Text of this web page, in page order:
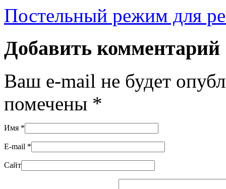
Постельный режим для
Добавить комментарий
Ваш e-mail не будет
помечены *
Имя *
E-mail *
Сайт